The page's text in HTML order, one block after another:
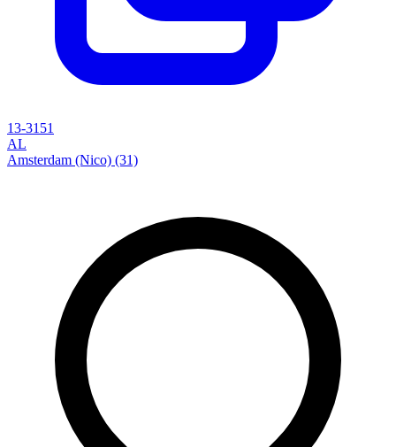
13-3151
AL
Amsterdam (Nico) (31)